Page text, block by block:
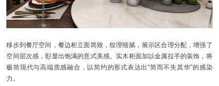
移步到餐厅空间，餐边柜立面简致，纹理细腻，展示区合理分配，增强了
空间层次感，彰显出饱满的意式美感。实木柜面加以金属拉手的装饰，将
极简现代与高端质感融合，以简约的形式表达出“简而不失其华”的感染
力。